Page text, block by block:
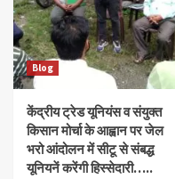
Blog
केंद्रीय ट्रेड यूनियंस व संयुक्त
किसान मोर्चा के आह्वान पर जेल
भरो आंदोलन में सीटू से संबद्ध
यूनियनें करेंगी हिस्सेदारी…..